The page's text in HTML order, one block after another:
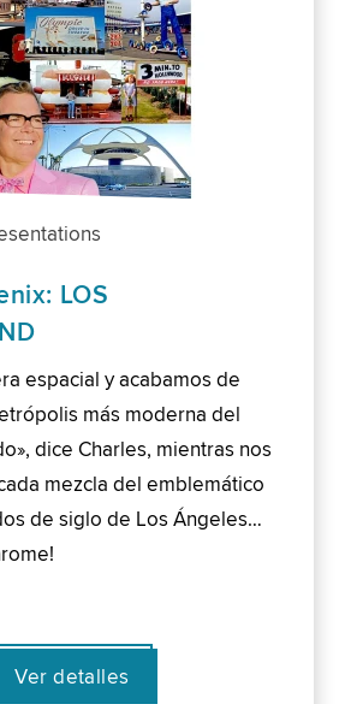
LOS
espacial y acabamos de
más moderna del
dice Charles, mientras nos
mezcla del emblemático
de siglo de Los Ángeles…
Ver detalles